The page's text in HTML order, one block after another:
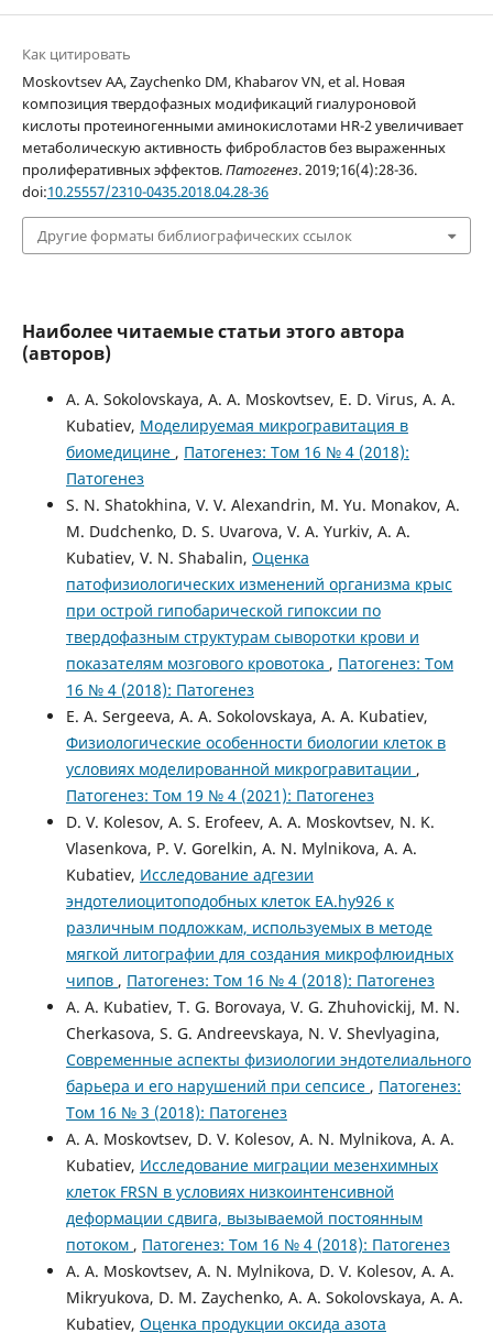
Как цитировать
Moskovtsev AA, Zaychenko DM, Khabarov VN, et al. Новая
композиция твердофазных модификаций гиалуроновой
кислоты протеиногенными аминокислотами HR-2 увеличивает
метаболическую активность фибробластов без выраженных
пролиферативных эффектов.Патогенез. 2019;16(4):28-36.
doi:10.25557/2310-0435.2018.04.28-36
Другие форматы библиографических ссылок
Наиболее читаемые статьи этого автора
(авторов)
A. A. Sokolovskaya, A. A. Moskovtsev, E. D. Virus, A. A.
Kubatiev, Моделируемая микрогравитация в
биомедицине , Патогенез: Том 16 № 4 (2018):
Патогенез
S. N. Shatokhina, V. V. Alexandrin, M. Yu. Monakov, A.
M. Dudchenko, D. S. Uvarovа, V. A. Yurkiv, A. A.
Kubatiev, V. N. Shabalin, Оценка
патофизиологических изменений организма крыс
при острой гипобарической гипоксии по
твердофазным структурам сыворотки крови и
показателям мозгового кровотока , Патогенез: Том
16 № 4 (2018): Патогенез
E. A. Sergeeva, A. A. Sokolovskaya, A. A. Kubatiev,
Физиологические особенности биологии клеток в
условиях моделированной микрогравитации ,
Патогенез: Том 19 № 4 (2021): Патогенез
D. V. Kolesov, A. S. Erofeev, A. A. Moskovtsev, N. K.
Vlasenkova, P. V. Gorelkin, A. N. Mylnikova, A. A.
Kubatiev, Исследование адгезии
эндотелиоцитоподобных клеток EA.hy926 к
различным подложкам, используемых в методе
мягкой литографии для создания микрофлюидных
чипов , Патогенез: Том 16 № 4 (2018): Патогенез
A. A. Kubatiev, T. G. Borovaya, V. G. Zhuhovickij, M. N.
Cherkasova, S. G. Andreevskaya, N. V. Shevlyagina,
Современные аспекты физиологии эндотелиального
барьера и его нарушений при сепсисе , Патогенез:
Том 16 № 3 (2018): Патогенез
A. A. Moskovtsev, D. V. Kolesov, A. N. Mylnikova, A. A.
Kubatiev, Исследование миграции мезенхимных
клеток FRSN в условиях низкоинтенсивной
деформации сдвига, вызываемой постоянным
потоком , Патогенез: Том 16 № 4 (2018): Патогенез
A. A. Moskovtsev, A. N. Mylnikova, D. V. Kolesov, A. A.
Mikryukova, D. M. Zaychenko, A. A. Sokolovskaya, A. A.
Kubatiev, Оценка продукции оксида азота